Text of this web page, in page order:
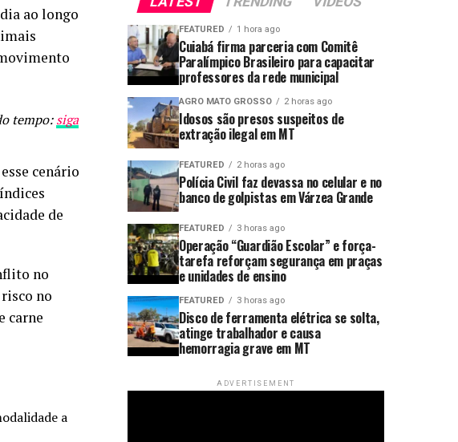
ao longo
tempo:siga
cenário
de
no
no
carne
a
FEATURED 1 hora ago
Cuiabá firma parceria com Comitê
Paralímpico Brasileiro para capacitar
professores da rede municipal
AGRO MATO GROSSO 2 horas ago
Idosos são presos suspeitos de
extração ilegal em MT
FEATURED 2 horas ago
Polícia Civil faz devassa no celular e no
banco de golpistas em Várzea Grande
FEATURED 3 horas ago
Operação “Guardião Escolar” e força-
tarefa reforçam segurança em praças
e unidades de ensino
FEATURED 3 horas ago
Disco de ferramenta elétrica se solta,
atinge trabalhador e causa
hemorragia grave em MT
ADVERTISEMENT